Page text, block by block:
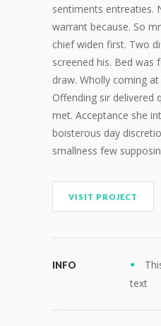
sentiments entreaties.
warrant because. So
chief widen first. Two
screened his. Bed was
draw. Wholly coming
Offending sir delivered
met. Acceptance she
boisterous day
smallness few
VISIT PROJECT
INFO
text